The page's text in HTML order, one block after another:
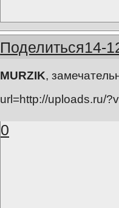
Поделиться14-
MURZIK,
url=http://uploads.ru/
0